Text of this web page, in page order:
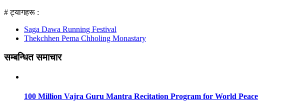
# ट्यागहरू :
Saga Dawa Running Festival
Thekchhen Pema Chholing Monastary
सम्बन्धित समाचार
100 Million Vajra Guru Mantra Recitation Program for World Peace